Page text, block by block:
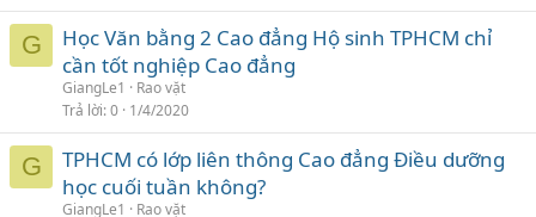
G
Học Văn bằng 2 Cao đẳng Hộ sinh TPHCM chỉ
cần tốt nghiệp Cao đẳng
GiangLe1
Rao vặt
Trả lời 0 1/4/2020
G
TPHCM có lớp liên thông Cao đẳng Điều dưỡng
học cuối tuần không?
GiangLe1 Rao vặt